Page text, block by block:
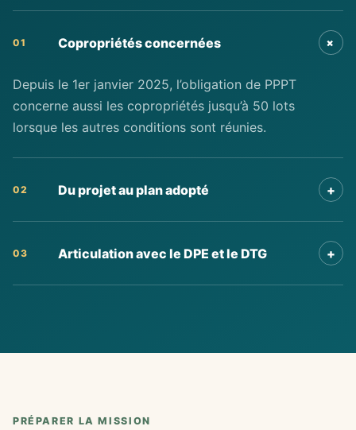
01 Copropriétés concernées +
Depuis le 1er janvier 2025, l’obligation de PPPT
concerne aussi les copropriétés jusqu’à 50 lots
lorsque les autres conditions sont réunies.
02 Du projet au plan adopté +
03 Articulation avec le DPE et le DTG +
PRÉPARER LA MISSION